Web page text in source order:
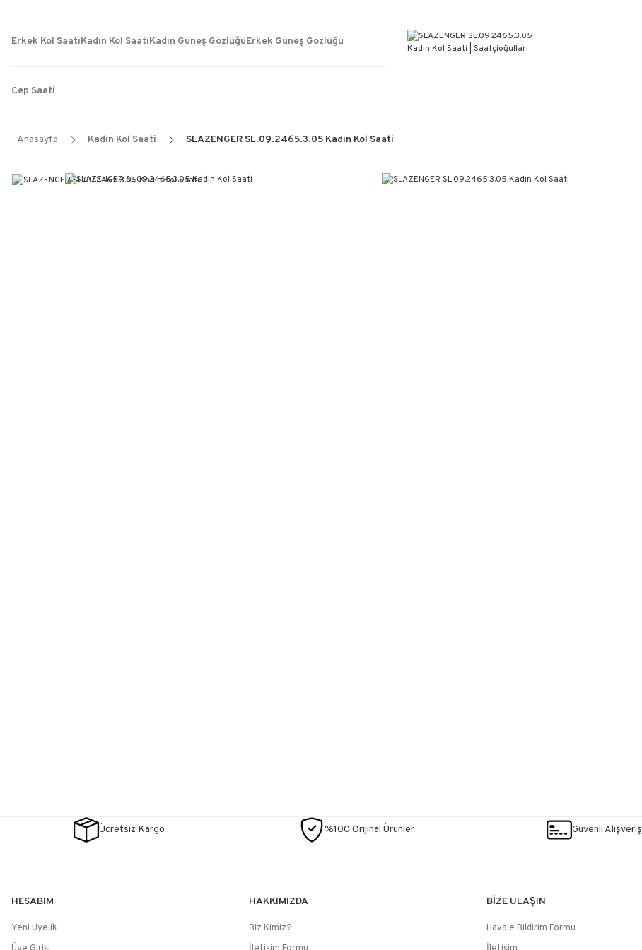
WEB SİTESİNE ÖZEL FİYATLAR
KAÇIRILMAYACAK FIRSATLAR
Erkek Kol SaatiKadın Kol SaatiKadın Güneş GözlüğüErkek Güneş Gözlüğü
Cep Saati
Anasayfa Kadın Kol Saati SLAZENGER SL.09.2465.3.05 Kadın Kol Saati
Ücretsiz Kargo %100 Orijinal Ürünler Güvenli Alışveriş
HESABIM
Yeni Üyelik
HAKKIMIZDA
Biz Kimiz?
BİZE ULAŞIN
Havale Bildirim Formu